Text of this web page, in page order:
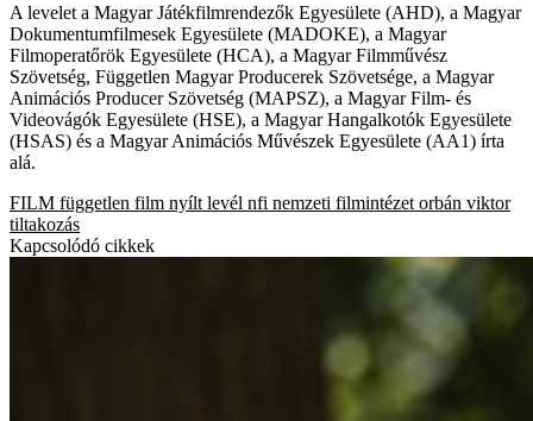
A levelet a Magyar Játékfilmrendezők Egyesülete (AHD), a Magyar
Dokumentumfilmesek Egyesülete (MADOKE), a Magyar
Filmoperatőrök Egyesülete (HCA), a Magyar Filmművész
Szövetség, Független Magyar Producerek Szövetsége, a Magyar
Animációs Producer Szövetség (MAPSZ), a Magyar Film- és
Videovágók Egyesülete (HSE), a Magyar Hangalkotók Egyesülete
(HSAS) és a Magyar Animációs Művészek Egyesülete (AA1) írta
alá.
FILM független film nyílt levél nfi nemzeti filmintézet orbán viktor
tiltakozás
Kapcsolódó cikkek